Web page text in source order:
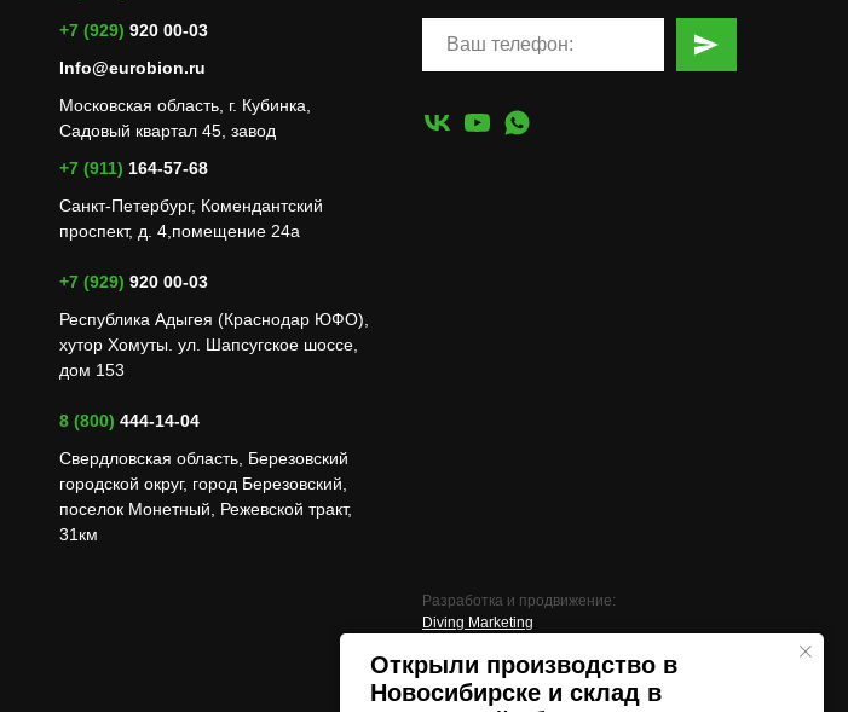
Открыли производство в
Новосибирске и склад в
+7 (929) 920 00-03
Info@eurobion.ru
Московская область, г. Кубинка,
Садовый квартал 45, завод
+7 (911) 164-57-68
Санкт-Петербург, Комендантский
проспект, д. 4,помещение 24а
+7 (929) 920 00-03
Республика Адыгея (Краснодар ЮФО),
хутор Хомуты. ул. Шапсугское шоссе,
дом 153
8 (800) 444-14-04
Свердловская область, Березовский
городской округ, город Березовский,
поселок Монетный, Режевской тракт,
31км
Разработка и продвижение:
Diving Marketing